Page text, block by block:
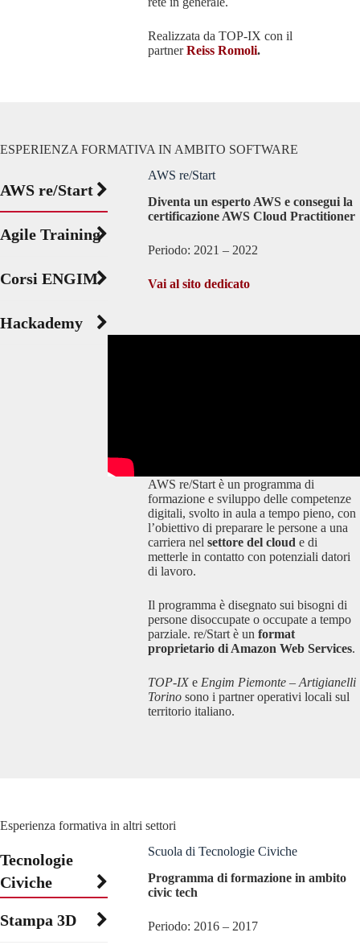
Realizzata da TOP-IX con il
partnerReiss Romoli.
ESPERIENZA FORMATIVA IN AMBITO SOFTWARE
AWS re/Start
Agile Training
Corsi ENGIM
Hackademy
AWS re/Start
Diventa un esperto AWS e consegui la
certificazione AWS Cloud Practitioner
Periodo: 2021 – 2022
Vai al sito dedicato
AWS re/Start è un programma di
formazione e sviluppo delle competenze
digitali, svolto in aula a tempo pieno, con
l’obiettivo di preparare le persone a una
carriera nelsettore del cloud e di
metterle in contatto con potenziali datori
di lavoro.
Il programma è disegnato sui bisogni di
persone disoccupate o occupate a tempo
parziale. re/Start è unformat
proprietario di Amazon Web Services.
TOP-IX e Engim Piemonte – Artigianelli
Torino sono i partner operativi locali sul
territorio italiano.
Esperienza formativa in altri settori
Tecnologie
Civiche
Stampa 3D
Scuola di Tecnologie Civiche
Programma di formazione in ambito
civic tech
Periodo: 2016 – 2017